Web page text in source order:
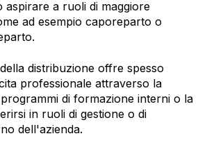
aspirare a ruoli di maggiore
ad esempio caporeparto o
distribuzione offre spesso
professionale attraverso la
di formazione interni o la
in ruoli di gestione o di
dell'azienda.